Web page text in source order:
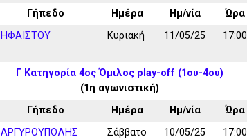
Γήπεδο Ημέρα Ημ/νία Ώρα
ΗΦΑΙΣΤΟΥ Κυριακή 11/05/25 17:00
Γ Κατηγορία 4ος Όμιλος play-off (1ου-4ου)
(1η αγωνιστική)
Γήπεδο Ημέρα Ημ/νία Ώρα
ΑΡΓΥΡΟΥΠΟΛΗΣ
Σάββατο 10/05/25 17:00